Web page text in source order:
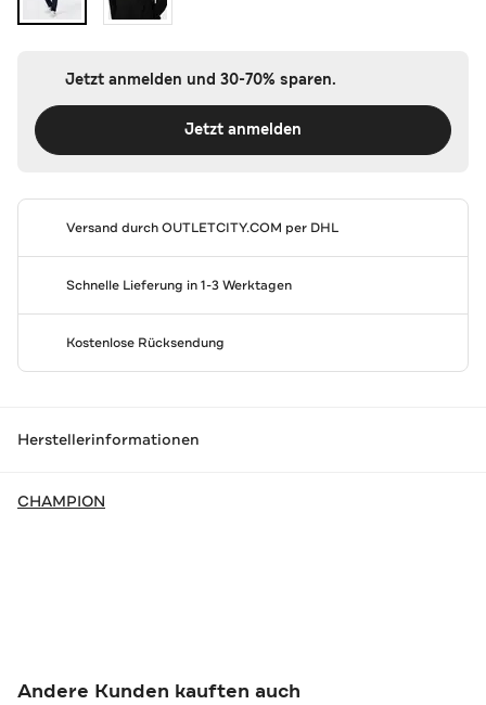
Jetzt anmelden und 30-70% sparen.
Jetzt anmelden
Versand durchOUTLETCITY.COM per DHL
Schnelle Lieferung in 1-3 Werktagen
Kostenlose Rücksendung
Herstellerinformationen
CHAMPION
Andere Kunden kauften auch